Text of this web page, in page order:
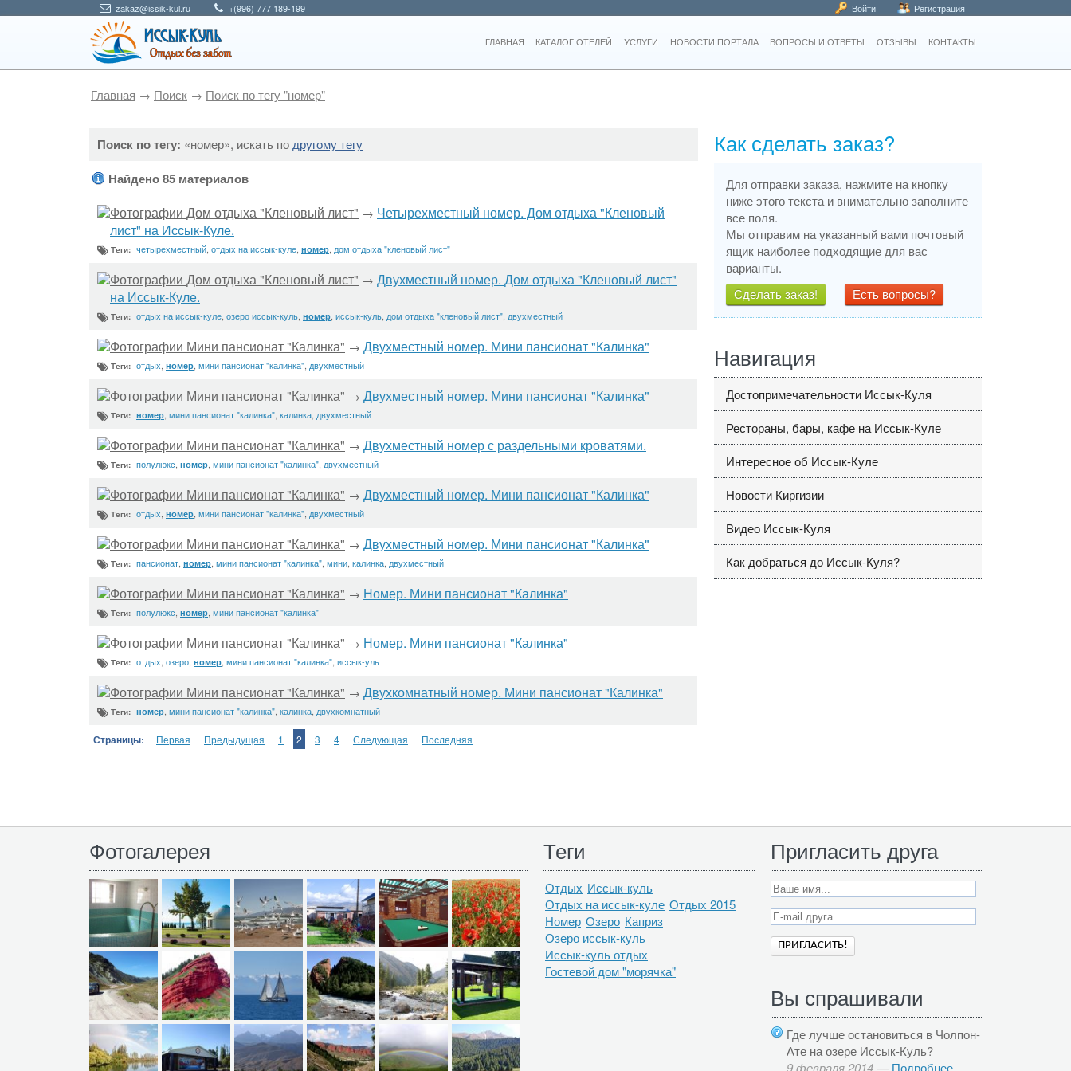
zakaz@issik-kul.ru +(996) 777 189-199 Войти Регистрация
ГЛАВНАЯ КАТАЛОГ ОТЕЛЕЙ УСЛУГИ НОВОСТИ ПОРТАЛА ВОПРОСЫ И ОТВЕТЫ ОТЗЫВЫ КОНТАКТЫ
Главная → Поиск → Поиск по тегу "номер"
Поиск по тегу: «номер», искать по другому тегу
Найдено 85 материалов
Фотографии Дом отдыха "Кленовый лист" → Четырехместный номер. Дом отдыха "Кленовый
лист" на Иссык-Куле.
Теги: четырехместный отдых на иссык-куле номер дом отдыха "кленовый лист"
Фотографии Дом отдыха "Кленовый лист" → Двухместный номер. Дом отдыха "Кленовый лист"
на Иссык-Куле.
Теги: отдых на иссык-куле озеро иссык-куль номер иссык-куль дом отдыха "кленовый лист" двухместный
Фотографии Мини пансионат "Калинка" → Двухместный номер. Мини пансионат "Калинка"
Теги: отдых номер мини пансионат "калинка" двухместный
Фотографии Мини пансионат "Калинка" → Двухместный номер. Мини пансионат "Калинка"
Теги: номер мини пансионат "калинка" калинка двухместный
Фотографии Мини пансионат "Калинка" → Двухместный номер с раздельными кроватями.
Теги: полулюкс номер мини пансионат "калинка" двухместный
Фотографии Мини пансионат "Калинка" → Двухместный номер. Мини пансионат "Калинка"
Теги: отдых номер мини пансионат "калинка" двухместный
Фотографии Мини пансионат "Калинка" → Двухместный номер. Мини пансионат "Калинка"
Теги: пансионат номер мини пансионат "калинка" мини калинка двухместный
Фотографии Мини пансионат "Калинка" → Номер. Мини пансионат "Калинка"
Теги: полулюкс номер мини пансионат "калинка"
Фотографии Мини пансионат "Калинка" → Номер. Мини пансионат "Калинка"
Теги: отдых озеро номер мини пансионат "калинка" иссык-уль
Фотографии Мини пансионат "Калинка" → Двухкомнатный номер. Мини пансионат "Калинка"
Теги: номер мини пансионат "калинка" калинка двухкомнатный
Страницы: Первая Предыдущая 1 2 3 4 Следующая Последняя
Как сделать заказ?
Для отправки заказа, нажмите на кнопку
ниже этого текста и внимательно заполните
все поля.
Мы отправим на указанный вами почтовый
ящик наиболее подходящие для вас
варианты.
Сделать заказ!
Есть вопросы?
Навигация
Достопримечательности Иссык-Куля
Рестораны, бары, кафе на Иссык-Куле
Интересное об Иссык-Куле
Новости Киргизии
Видео Иссык-Куля
Как добраться до Иссык-Куля?
Фотогалерея Теги
Отдых Иссык-куль
Отдых на иссык-куле Отдых 2015
Номер Озеро Каприз
Озеро иссык-куль
Иссык-куль отдых
Гостевой дом "морячка"
Пригласить друга
Вы спрашивали
Где лучше остановиться в Чолпон-
Ате на озере Иссык-Куль?
9 февраля 2014— Подробнее...